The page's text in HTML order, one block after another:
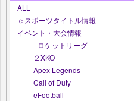
ALL
ｅスポーツタイトル情報
イベント・大会情報
_ロケットリーグ
２XKO
Apex Legends
Call of Duty
eFootball